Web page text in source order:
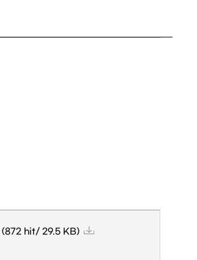
(872 hit/ 29.5 KB)